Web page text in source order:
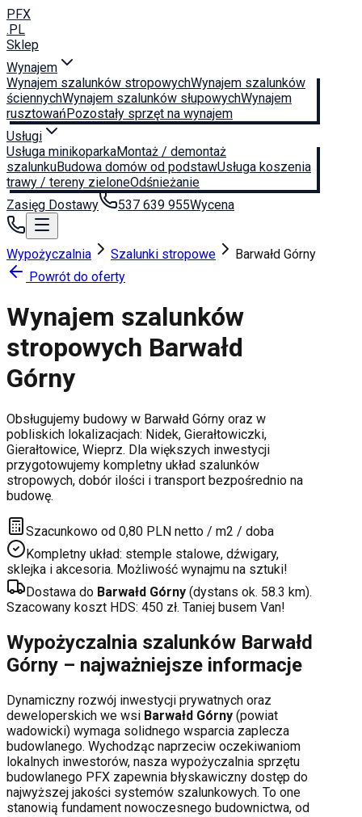
PFX
.PL
Sklep
Wynajem
Wynajem szalunków stropowychWynajem szalunków
ściennychWynajem szalunków słupowychWynajem
rusztowańPozostały sprzęt na wynajem
Usługi
Usługa minikoparkaMontaż / demontaż
szalunkuBudowa domów od podstawUsługa koszenia
trawy / tereny zieloneOdśnieżanie
Zasięg Dostawy
537 639 955Wycena
Wypożyczalnia Szalunki stropowe
Barwałd Górny
Powrót do oferty
Wynajem szalunków
stropowych Barwałd
Górny
Obsługujemy budowy w Barwałd Górny oraz w
pobliskich lokalizacjach: Nidek, Gierałtowiczki,
Gierałtowice, Wieprz. Dla większych inwestycji
przygotowujemy kompletny układ szalunków
stropowych, dobór ilości i transport bezpośrednio na
budowę.
Szacunkowo od 0,80 PLN netto / m2 / doba
Kompletny układ: stemple stalowe, dźwigary,
sklejka i akcesoria. Możliwość wynajmu na sztuki!
Dostawa do Barwałd Górny (dystans ok. 58.3 km).
Szacowany koszt HDS: 450 zł. Taniej busem Van!
Wypożyczalnia szalunków Barwałd
Górny – najważniejsze informacje
Dynamiczny rozwój inwestycji prywatnych oraz
deweloperskich we wsi Barwałd Górny (powiat
wadowicki) wymaga solidnego wsparcia zaplecza
budowlanego. Wychodząc naprzeciw oczekiwaniom
lokalnych inwestorów, nasza wypożyczalnia sprzętu
budowlanego PFX zapewnia błyskawiczny dostęp do
najwyższej jakości systemów szalunkowych. To one
stanowią fundament nowoczesnego budownictwa, od